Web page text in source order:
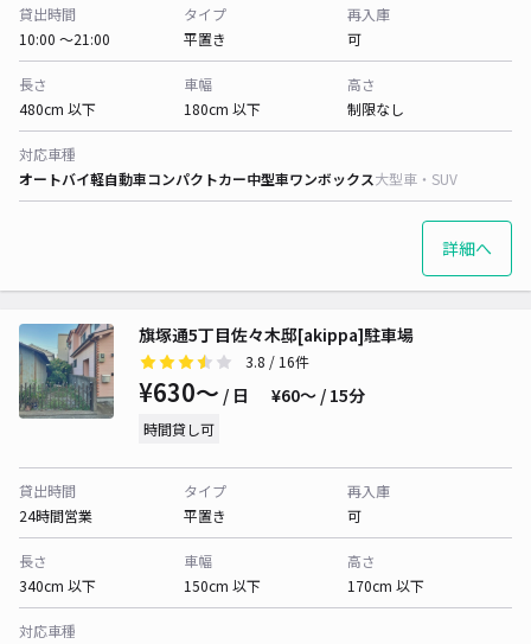
貸出時間
10:00 〜21:00
タイプ
平置き
再入庫
可
長さ
480cm 以下
車幅
180cm 以下
高さ
制限なし
対応車種
オートバイ軽自動車コンパクトカー中型車ワンボックス大型車・SUV
詳細へ
旗塚通5丁目佐々木邸[akippa]駐車場
3.8 / 16件
¥630〜 / 日 ¥60〜 / 15分
時間貸し可
貸出時間
24時間営業
タイプ
平置き
再入庫
可
長さ
340cm 以下
車幅
150cm 以下
高さ
170cm 以下
対応車種